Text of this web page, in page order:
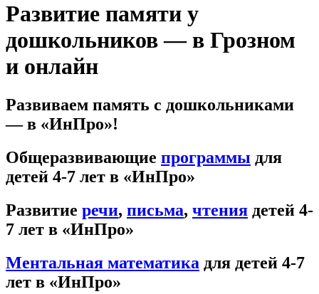
Развитие памяти у
дошкольников — в Грозном
и онлайн
Развиваем память с дошкольниками
— в «ИнПро»!
Общеразвивающие программы для
детей 4-7 лет в «ИнПро»
Развитие речи, письма, чтения детей 4-
7 лет в «ИнПро»
Ментальная математика для детей 4-7
лет в «ИнПро»